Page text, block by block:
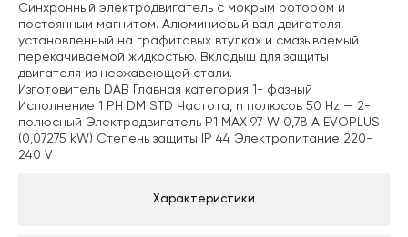
Характеристики
Синхронный электродвигатель с мокрым ротором и
постоянным магнитом. Алюминиевый вал двигателя,
установленный на графитовых втулках и смазываемый
перекачиваемой жидкостью. Вкладыш для защиты
двигателя из нержавеющей стали.
Изготовитель DAB Главная категория 1- фазный
Исполнение 1 PH DM STD Частота, n полюсов 50 Hz — 2-
полюсный Электродвигатель P1 MAX 97 W 0,78 A EVOPLUS
(0,07275 kW) Степень защиты IP 44 Электропитание 220-
240 V